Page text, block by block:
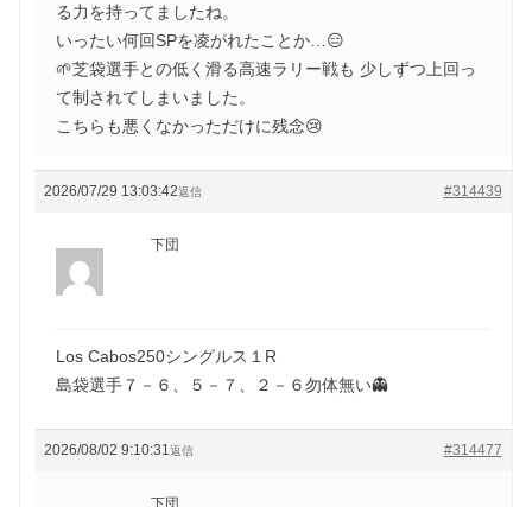
る力を持ってましたね。
いったい何回SPを凌がれたことか…😑
🌱芝袋選手との低く滑る高速ラリー戦も 少しずつ上回っ
て制されてしまいました。
こちらも悪くなかっただけに残念😢
2026/07/29 13:03:42 #314439
返信
下団
Los Cabos250シングルス１R
島袋選手７－６、５－７、２－６勿体無い👻
2026/08/02 9:10:31 #314477
返信
下団